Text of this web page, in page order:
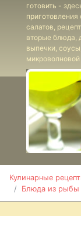
готовить -
салатов,
вторые блюда,
выпечки,
Кулинарные
Блюда из рыбы
Кабачки
рыбой
Кальмары с
перловой
крупой
Кальмары в
сметанном
соусе
Караси в
сметане